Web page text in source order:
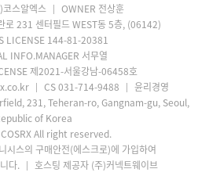
스알엑스
OWNER 전상훈
로 231 센터필드 WEST동 5층, (06142)
LICENSE 144-81-20381
INFO.MANAGER 서무열
제2021-서울강남-06458호
CS 031-714-9488
윤리경영
231, Teheran-ro, Gangnam-gu, Seoul,
of Korea
All right reserved.
시스의 구매안전(에스크로)에 가입하여
다.
호스팅 제공자 (주)커넥트웨이브